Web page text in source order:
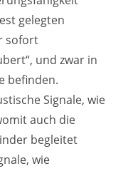
gelegten
sofort
und zwar in
befinden.
Signale, wie
auch die
begleitet
wie